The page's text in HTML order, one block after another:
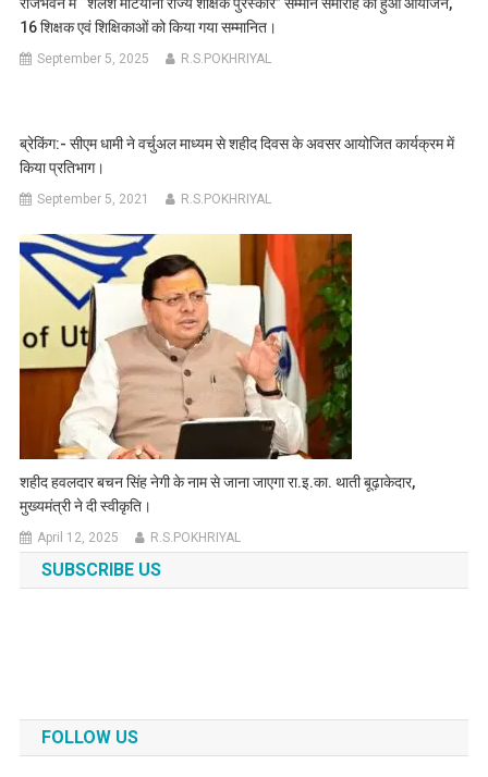
16 शिक्षक एवं शिक्षिकाओं को किया गया सम्मानित।
September 5, 2025 R.S.POKHRIYAL
ब्रेकिंग:- सीएम धामी ने वर्चुअल माध्यम से शहीद दिवस के अवसर आयोजित कार्यक्रम में
किया प्रतिभाग।
September 5, 2021 R.S.POKHRIYAL
शहीद हवलदार बचन सिंह नेगी के नाम से जाना जाएगा रा.इ.का. थाती बूढ़ाकेदार,
मुख्यमंत्री ने दी स्वीकृति।
April 12, 2025 R.S.POKHRIYAL
SUBSCRIBE US
FOLLOW US